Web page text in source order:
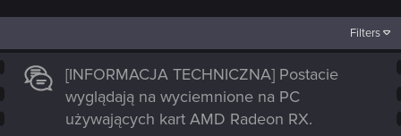
Filters
[INFORMACJA TECHNICZNA] Postacie
wyglądają na wyciemnione na PC
używających kart AMD Radeon RX.